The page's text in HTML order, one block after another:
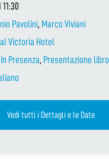
Pavolini, Marco Viviani
Victoria Hotel
In Presenza, Presentazione libro
Vedi tutti i Dettagli e le Date